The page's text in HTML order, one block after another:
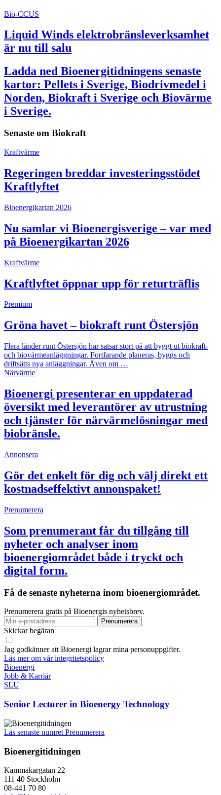
Bio-CCUS
Liquid Winds elektrobränsleverksamhet
är nu till salu
Ladda ned Bioenergitidningens senaste
kartor: Pellets i Sverige, Biodrivmedel i
Norden, Biokraft i Sverige och Biovärme
i Sverige.
Senaste om Biokraft
Kraftvärme
Regeringen breddar investeringsstödet
Kraftlyftet
Bioenergikartan 2026
Nu samlar vi Bioenergisverige – var med
på Bioenergikartan 2026
Kraftvärme
Kraftlyftet öppnar upp för returträflis
Premium
Gröna havet – biokraft runt Östersjön
Flera länder runt Östersjön har satsar stort på att byggt ut biokraft-
och biovärmeanläggningar. Fortfarande planeras, byggs och
driftsätts nya anläggningar. Även om …
Närvärme
Bioenergi presenterar en uppdaterad
översikt med leverantörer av utrustning
och tjänster för närvärmelösningar med
biobränsle.
Annonsera
Gör det enkelt för dig och välj direkt ett
kostnadseffektivt annonspaket!
Prenumerera
Som prenumerant får du tillgång till
nyheter och analyser inom
bioenergiområdet både i tryckt och
digital form.
Få de senaste nyheterna inom bioenergiområdet.
Prenumerera gratis på Bioenergis nyhetsbrev.
Skickar begäran
Jag godkänner att Bioenergi lagrar mina personuppgifter.
Läs mer om vår integritetspolicy
Bioenergi
Jobb & Karriär
SLU
Senior Lecturer in Bioenergy Technology
Läs senaste numret Prenumerera
Bioenergitidningen
Kammakargatan 22
111 40 Stockholm
08-441 70 80